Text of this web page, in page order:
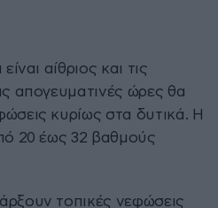
αίθριος και τις
απογευματινές ώρες θα
κυρίως στα δυτικά. Η
20 έως 32 βαθμούς
τοπικές νεφώσεις